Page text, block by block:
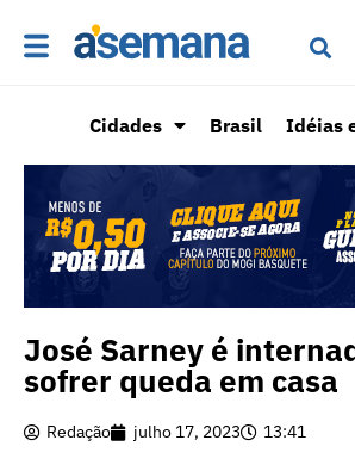
Cidades Brasil Idéias
José Sarney é
sofrer queda em casa
Redação julho 17, 2023 13:41